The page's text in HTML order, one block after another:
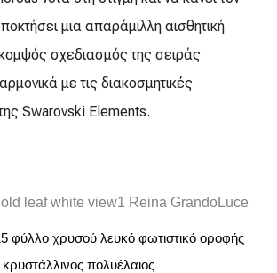
μια απαράμιλλη αισθητική
σχεδιασμός της σειράς
με τις διακοσμητικές
Swarovski Elements.
φύλλο χρυσού λευκό φωτιστικό οροφής
κρυστάλλινος πολυέλαιος